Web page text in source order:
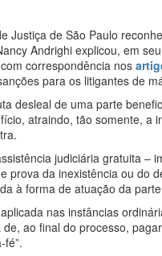
Justiça de São Paulo
Andrighi explicou, em
correspondência nos
para os litigantes de
desleal de uma parte
atraindo, tão somente, a
judiciária gratuita –
prova da inexistência ou do
à forma de atuação da
nas instâncias
ao final do processo,